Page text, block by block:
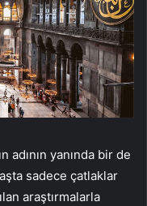
adının yanında bir de
sadece çatlaklar
araştırmalarla